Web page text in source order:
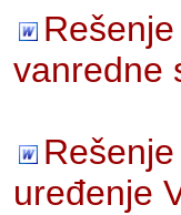
vanredne
uređenje